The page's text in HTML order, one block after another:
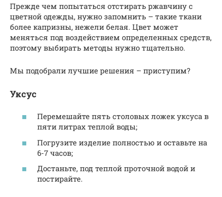
Прежде чем попытаться отстирать ржавчину с
цветной одежды, нужно запомнить – такие ткани
более капризны, нежели белая. Цвет может
меняться под воздействием определенных средств,
поэтому выбирать методы нужно тщательно.
Мы подобрали лучшие решения – приступим?
Уксус
Перемешайте пять столовых ложек уксуса в
пяти литрах теплой воды;
Погрузите изделие полностью и оставьте на
6-7 часов;
Достаньте, под теплой проточной водой и
постирайте.